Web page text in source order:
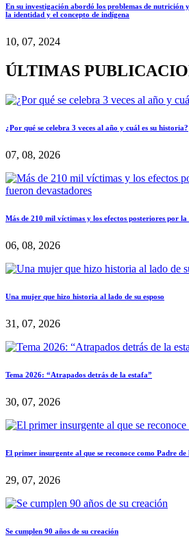
En su investigación abordó los problemas de nutrición
la identidad y el concepto de indígena
10, 07, 2024
ÚLTIMAS
¿Por qué se celebra 3 veces al año y cuál es su historia?
07, 08, 2026
Más de 210 mil víctimas y los efectos posteriores por
06, 08, 2026
Una mujer que hizo historia al lado de su esposo
31, 07, 2026
Tema 2026: “Atrapados detrás de la estafa”
30, 07, 2026
El primer insurgente al que se reconoce como Padre
29, 07, 2026
Se cumplen 90 años de su creación